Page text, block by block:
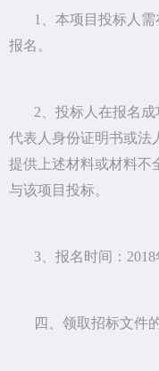
1、本项目投标人
报名。
2、投标人在报名
代表人身份证明书或法
提供上述材料或材料不
与该项目投标。
3、报名时间：2018
四、领取招标文件